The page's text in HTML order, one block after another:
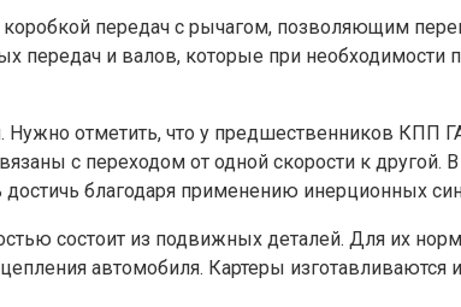
передач с рычагом, позволяющим
передач и валов, которые при
отметить, что у предшественников КПП
с переходом от одной скорости к
благодаря применению инерционных
состоит из подвижных деталей. Для их
автомобиля. Картеры изготавливаются